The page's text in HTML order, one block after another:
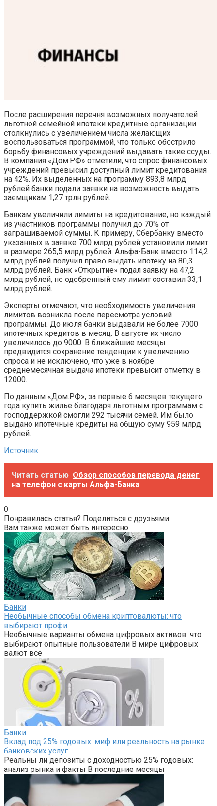
После расширения перечня возможных получателей
льготной семейной ипотеки кредитные организации
столкнулись с увеличением числа желающих
воспользоваться программой, что только обострило
борьбу финансовых учреждений выдавать такие ссуды.
В компания «Дом.РФ» отметили, что спрос финансовых
учреждений превысил доступный лимит кредитования
на 42%. Их выделенных на программу 893,8 млрд
рублей банки подали заявки на возможность выдать
заемщикам 1,27 трлн рублей.
Банкам увеличили лимиты на кредитование, но каждый
из участников программы получил до 70% от
запрашиваемой суммы. К примеру, Сбербанку вместо
указанных в заявке 700 млрд рублей установили лимит
в размере 265,5 млрд рублей. Альфа-Банк вместо 114,2
млрд рублей получил право выдать ипотеку на 80,3
млрд рублей. Банк «Открытие» подал заявку на 47,2
млрд рублей, но одобренный ему лимит составил 33,1
млрд рублей.
Эксперты отмечают, что необходимость увеличения
лимитов возникла после пересмотра условий
программы. До июля банки выдавали не более 7000
ипотечных кредитов в месяц. В августе их число
увеличилось до 9000. В ближайшие месяцы
предвидится сохранение тенденции к увеличению
спроса и не исключено, что уже в ноябре
среднемесячная выдача ипотеки превысит отметку в
12000.
По данным «Дом.РФ», за первые 6 месяцев текущего
года купить жилье благодаря льготным программам с
господдержкой смогли 292 тысячи семей. Им было
выдано ипотечные кредиты на общую суму 959 млрд
рублей.
Источник
Читать статью Обзор способов перевода денег
на телефон с карты Альфа-Банка
0
Понравилась статья? Поделиться с друзьями:
Вам также может быть интересно
Банки
Необычные способы обмена криптовалюты: что
выбирают профи
Необычные варианты обмена цифровых активов: что
выбирают опытные пользователи В мире цифровых
валют всё
Банки
Вклад под 25% годовых: миф или реальность на рынке
банковских услуг
Реальны ли депозиты с доходностью 25% годовых:
анализ рынка и факты В последние месяцы